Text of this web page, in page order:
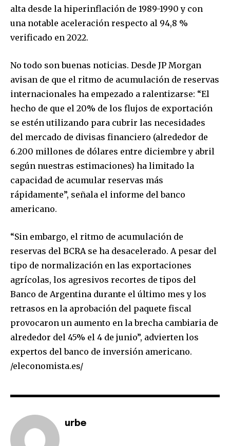
alta desde la hiperinflación de 1989-1990 y con
una notable aceleración respecto al 94,8 %
verificado en 2022.
No todo son buenas noticias. Desde JP Morgan
avisan de que el ritmo de acumulación de reservas
internacionales ha empezado a ralentizarse: “El
hecho de que el 20% de los flujos de exportación
se estén utilizando para cubrir las necesidades
del mercado de divisas financiero (alrededor de
6.200 millones de dólares entre diciembre y abril
según nuestras estimaciones) ha limitado la
capacidad de acumular reservas más
rápidamente”, señala el informe del banco
americano.
“Sin embargo, el ritmo de acumulación de
reservas del BCRA se ha desacelerado. A pesar del
tipo de normalización en las exportaciones
agrícolas, los agresivos recortes de tipos del
Banco de Argentina durante el último mes y los
retrasos en la aprobación del paquete fiscal
provocaron un aumento en la brecha cambiaria de
alrededor del 45% el 4 de junio”, advierten los
expertos del banco de inversión americano.
/eleconomista.es/
urbe